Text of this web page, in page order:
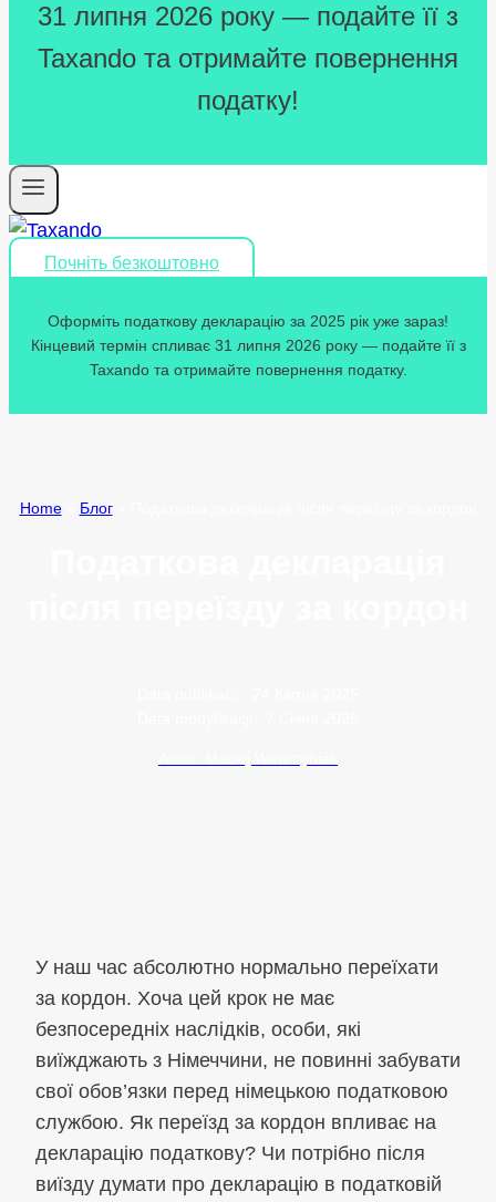
31 липня 2026 року — подайте її з
Taxando та отримайте повернення
податку!
Почніть безкоштовно
Оформіть податкову декларацію за 2025 рік уже зараз!
Кінцевий термін спливає 31 липня 2026 року — подайте її з
Taxando та отримайте повернення податку.
Home» Блог»
У наш час абсолютно нормально переїхати
за кордон. Хоча цей крок не має
безпосередніх наслідків, особи, які
виїжджають з Німеччини, не повинні забувати
свої обов’язки перед німецькою податковою
службою. Як переїзд за кордон впливає на
декларацію податкову? Чи потрібно після
виїзду думати про декларацію в податковій